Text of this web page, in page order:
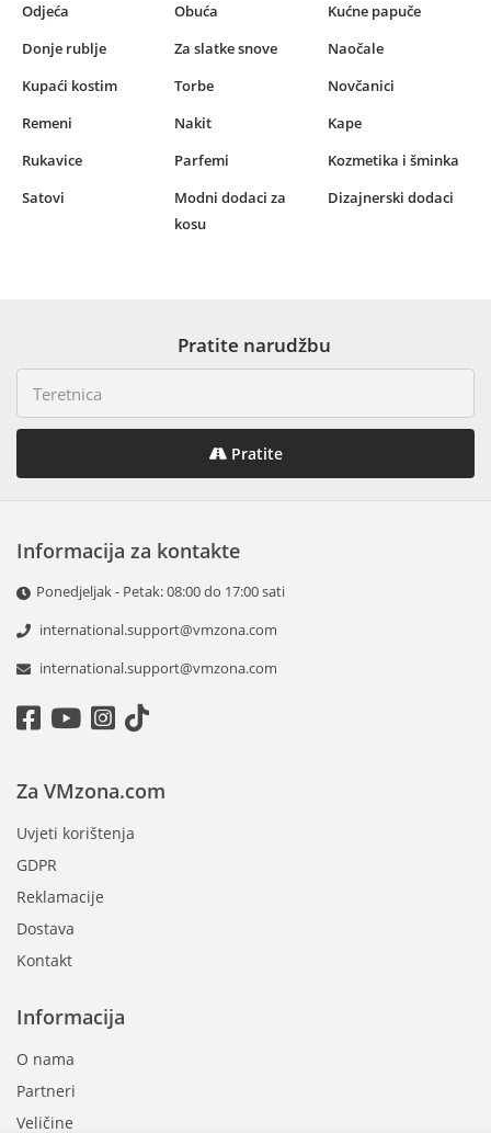
Odjeća Obuća
Kućne papuče
Donje rublje
Za slatke snove
Naočale
Kupaći kostim
Torbe
Novčanici
Remeni
Nakit
Kape
Rukavice
Parfemi
Kozmetika i šminka
Satovi
Modni dodaci za
kosu
Dizajnerski dodaci
Pratite narudžbu
Pratite
Informacija za kontakte
Ponedjeljak - Petak: 08:00 do 17:00 sati
international.support@vmzona.com
international.support@vmzona.com
Informacija
O nama
Partneri
Veličine
Za VMzona.com
Uvjeti korištenja
GDPR
Reklamacije
Dostava
Kontakt